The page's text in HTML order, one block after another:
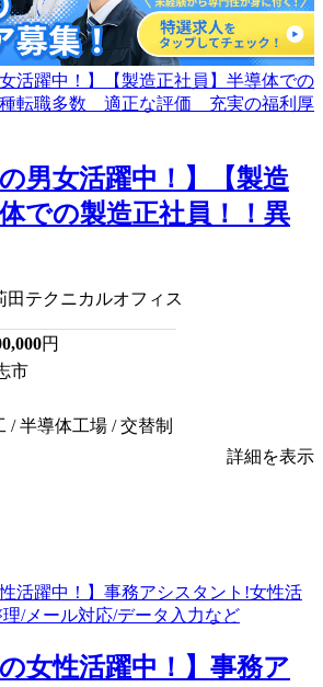
の男女活躍中！】【製造
での製造正社員！！異
田テクニカルオフィス
円
市
/ 半導体工場 / 交替制
詳細を表示
の女性活躍中！】事務ア